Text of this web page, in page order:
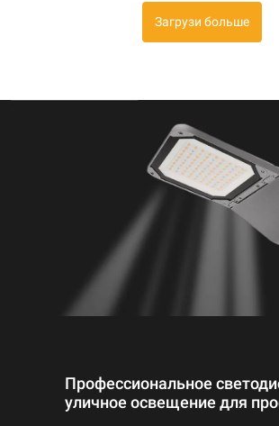
Загрузи больше
Профессиональное
уличное освещение для